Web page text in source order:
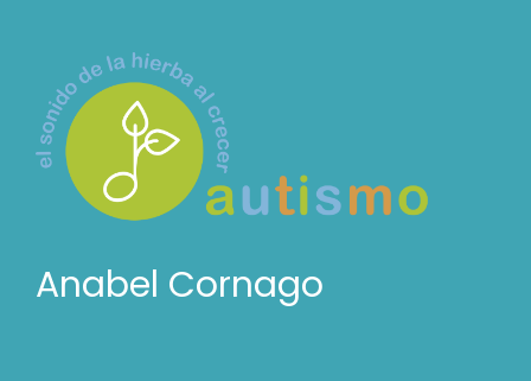
Anabel Cornago